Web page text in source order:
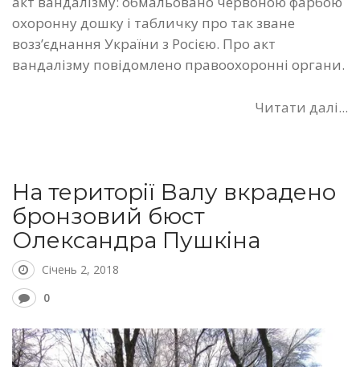
охоронну дошку і табличку про так зване
возз’єднання України з Росією. Про акт
вандалізму повідомлено правоохоронні органи.
Читати далі...
На території Валу вкрадено
бронзовий бюст
Олександра Пушкіна
Січень 2, 2018
0